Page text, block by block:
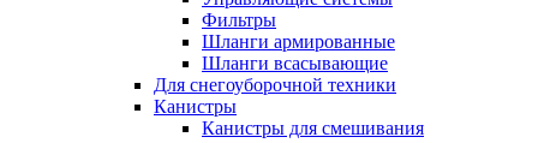
Фильтры
Шланги армированные
Шланги всасывающие
Для снегоуборочной техники
Канистры
Канистры для смешивания